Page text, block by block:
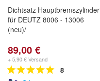
Dichtsatz Hauptbremszylinder
für DEUTZ 8006 - 13006
(neu)/
89,00 €
+ 5,90 € Versand
8